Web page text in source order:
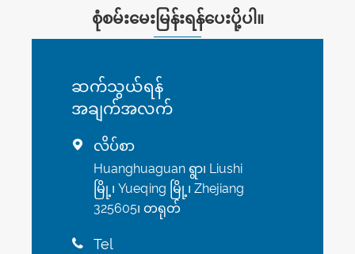
စုံစမ်းမေးမြန်းရန်ပေးပို့ပါ။
ဆက်သွယ်ရန်
အချက်အလက်
 လိပ်စာ
Huanghuaguan ရွာ၊ Liushi
မြို့၊ Yueqing မြို့၊ Zhejiang
325605၊ တရုတ်
 Tel